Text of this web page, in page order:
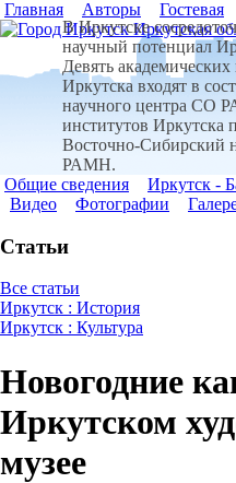
Главная Авторы Гостевая
В Иркутске
научный потенциал
Девять академических
Иркутска входят в
научного центра СО
институтов Иркутска
Восточно-Сибирский
РАМН.
Общие сведения
Иркутск -
Видео
Фотографии
Статьи
Все статьи
Иркутск : История
Иркутск : Культура
Новогодние
Иркутском
музее